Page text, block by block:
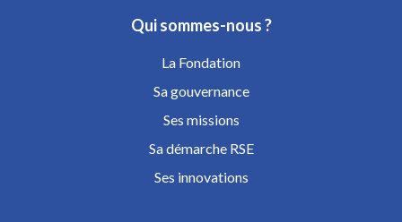
Qui sommes-nous ?
La Fondation
Sa gouvernance
Ses missions
Sa démarche RSE
Ses innovations